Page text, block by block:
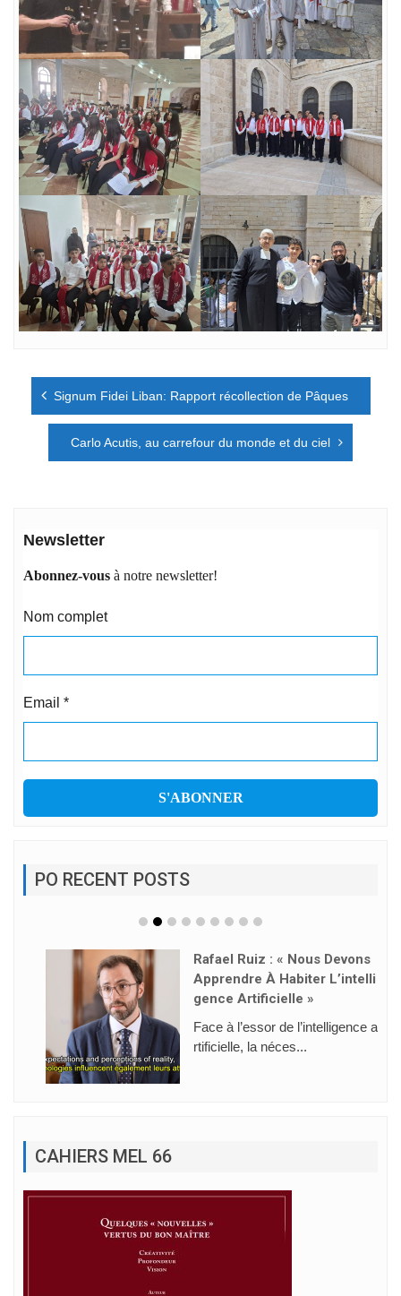
Navigation
l’article
Signum Fidei Liban: Rapport récollection de Pâques
Carlo Acutis, au carrefour du monde et du ciel
Newsletter
Abonnez-vous à notre newsletter!
Nom complet
Email *
PO RECENT POSTS
Rafael Ruiz : « Nous Devons
Apprendre À Habiter L’intelli
Gence Artificielle »
Face à l’essor de l’intelligence a
rtificielle, la néces...
CAHIERS MEL 66